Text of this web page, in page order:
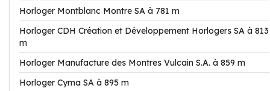
Horloger Montblanc Montre SA à 781 m
Horloger CDH Création et Développement Horlogers SA à 813
m
Horloger Manufacture des Montres Vulcain S.A. à 859 m
Horloger Cyma SA à 895 m